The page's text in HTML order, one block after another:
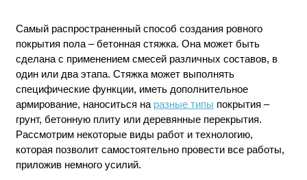
Самый распространенный способ создания ровного
покрытия пола – бетонная стяжка. Она может быть
сделана с применением смесей различных составов, в
один или два этапа. Стяжка может выполнять
специфические функции, иметь дополнительное
армирование, наноситься на разные типы покрытия –
грунт, бетонную плиту или деревянные перекрытия.
Рассмотрим некоторые виды работ и технологию,
которая позволит самостоятельно провести все работы,
приложив немного усилий.